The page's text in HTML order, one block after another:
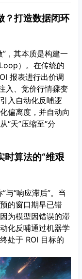
？打造数据闭环
，其本质是构建一
）。在传统的
报表进行出价调
入、竞价行情骤变
入自动化反哺逻
偏离度，并自动向
“天”压缩至“分
时算法的“维艰
与“响应滞后”。当
的窗口期早已错
为模型因错误的滞
化反哺通过机器学
处于 ROI 目标的